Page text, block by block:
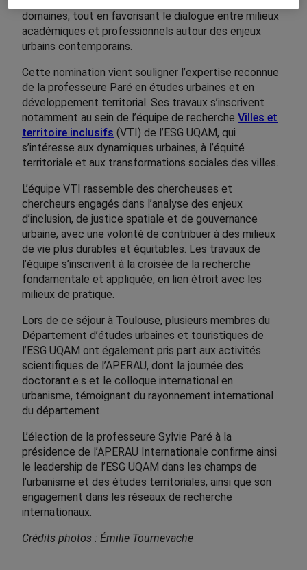
domaines, tout en favorisant le dialogue entre milieux
académiques et professionnels autour des enjeux
urbains contemporains.
Cette nomination vient souligner l’expertise reconnue
de la professeure Paré en études urbaines et en
développement territorial. Ses travaux s’inscrivent
notamment au sein de l’équipe de recherche Villes et
territoire inclusifs (VTI) de l’ESG UQAM, qui
s’intéresse aux dynamiques urbaines, à l’équité
territoriale et aux transformations sociales des villes.
L’équipe VTI rassemble des chercheuses et
chercheurs engagés dans l’analyse des enjeux
d’inclusion, de justice spatiale et de gouvernance
urbaine, avec une volonté de contribuer à des milieux
de vie plus durables et équitables. Les travaux de
l’équipe s’inscrivent à la croisée de la recherche
fondamentale et appliquée, en lien étroit avec les
milieux de pratique.
Lors de ce séjour à Toulouse, plusieurs membres du
Département d’études urbaines et touristiques de
l’ESG UQAM ont également pris part aux activités
scientifiques de l’APERAU, dont la journée des
doctorant.e.s et le colloque international en
urbanisme, témoignant du rayonnement international
du département.
L’élection de la professeure Sylvie Paré à la
présidence de l’APERAU Internationale confirme ainsi
le leadership de l’ESG UQAM dans les champs de
l’urbanisme et des études territoriales, ainsi que son
engagement dans les réseaux de recherche
internationaux.
Crédits photos : Émilie Tournevache